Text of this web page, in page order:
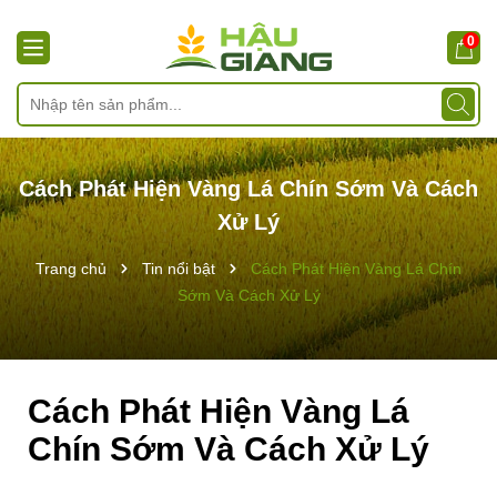
0
Cách Phát Hiện Vàng Lá Chín Sớm Và Cách
Xử Lý
Trang chủ Tin nổi bật
Cách Phát Hiện Vàng Lá Chín
Sớm Và Cách Xử Lý
Cách Phát Hiện Vàng Lá
Chín Sớm Và Cách Xử Lý